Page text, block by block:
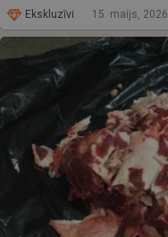
Ekskluzīvi 15. maijs, 2026